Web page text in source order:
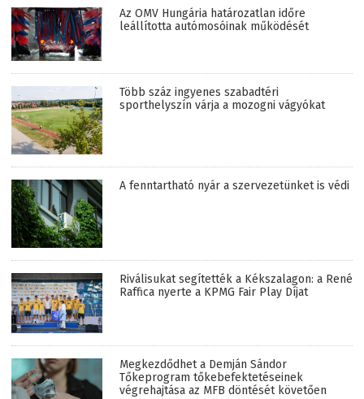
Az OMV Hungária határozatlan időre
leállította autómosóinak működését
Több száz ingyenes szabadtéri
sporthelyszín várja a mozogni vágyókat
A fenntartható nyár a szervezetünket is védi
Riválisukat segítették a Kékszalagon: a René
Raffica nyerte a KPMG Fair Play Díjat
Megkezdődhet a Demján Sándor
Tőkeprogram tőkebefektetéseinek
végrehajtása az MFB döntését követően